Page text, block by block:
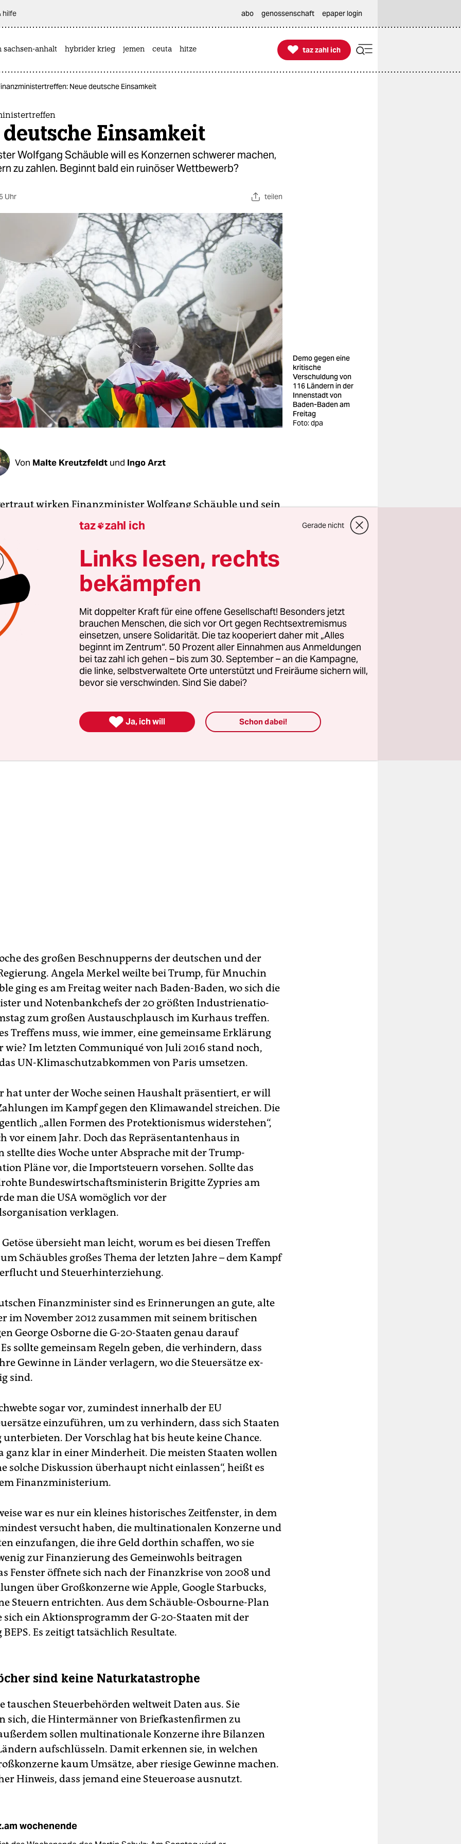
hilfe abo genossenschaft epaper login
sachsen-anhalt hybrider krieg jemen ceuta hitze 
taz zahl ich
taz zahl ich
Neue deutsche Einsamkeit
Einsamkeit
Wolfgang Schäuble will es Konzernen schwerer machen,
zu zahlen. Beginnt bald ein ruinöser Wettbewerb?
Uhr teilen
Demo gegen eine
kritische
Verschuldung von
116 Ländern in der
Innenstadt von
Baden-Baden am
Freitag
Foto: dpa
Von Malte Kreutzfeldt und Ingo Arzt
wirken Finanzminister Wolfgang Schäuble und sein
Steven Mnuchin
noch nicht. Dies Woche weilt der
Street-Banker
in Deutschland
Antrittsbesuch in Berlin marschierte Mnuchin so
auf die Bühne, dass Schäuble im Rollstuhl deutlich
Schäubles Sprecherin den Gast aus den USA anspricht,
Aussprache seines Namens mit diesem verflixten
noch nicht ganz.
dürfte es zwischen dem deutschen Politikveteranen
dem US-amerikanischen Politikneuling Mnuchin
gegeben haben. Beim Pressegespräch einigten
eine Minimalformel an Gemeinsamkeiten. „Wir hatten eine
dass wir Wachstum und Wohlstand für alle
wollen“, erklärte Schäuble. Nun gut, wer will schon
des großen Beschnupperns der deutschen und der
Angela Merkel weilte bei Trump, für Mnuchin
ging es am Freitag weiter nach Baden-Baden, wo sich die
und Notenbankchefs der 20 größten Industrienatio­
zum großen Austauschplausch im Kurhaus treffen.
Treffens muss, wie immer, eine gemeinsame Erklärung
wie? Im letzten Communiqué von Juli 2016 stand noch,
UN-Klimaschutzabkommen von Paris umsetzen.
hat unter der Woche seinen Haushalt präsentiert, er will
im Kampf gegen den Klimawandel streichen. Die
„allen Formen des Protektionismus widerstehen“,
vor einem Jahr. Doch das Repräsentantenhaus in
stellte dies Woche unter Absprache mit der Trump-
Pläne vor, die Importsteuern vorsehen. Sollte das
Bundeswirtschaftsministerin Brigitte Zypries am
man die USA womöglich vor der
verklagen.
übersieht man leicht, worum es bei diesen Treffen
Schäubles großes Thema der letzten Jahre – dem Kampf
und ­Steuerhinterziehung.
Finanzminister sind es Erinnerungen an gute, alte
im November 2012 zusammen mit seinem britischen
George Osborne die G-20-Staaten genau darauf
sollte gemeinsam Regeln geben, die verhindern, dass
Gewinne in Länder verlagern, wo die Steuersätze ex­
sind.
sogar vor, zumindest innerhalb der EU
einzuführen, um zu verhindern, dass sich Staaten
unterbieten. Der Vorschlag hat bis heute keine Chance.
ganz klar in einer Minderheit. Die meisten Staaten wollen
solche Diskussion überhaupt nicht einlassen“, heißt es
Finanzministerium.
war es nur ein kleines historisches Zeitfenster, in dem
versucht haben, die multinationalen Konzerne und
einzufangen, die ihre Geld dorthin schaffen, wo sie
zur Finanzierung des Gemeinwohls beitragen
Fenster öffnete sich nach der Finanzkrise von 2008 und
über Großkonzerne wie Apple, Google Starbucks,
Steuern entrichten. Aus dem Schäuble-Osbourne-Plan
sich ein Aktionsprogramm der G-20-Staaten mit der
Es zeitigt tatsächlich Resultate.
sind keine Naturkatastrophe
tauschen Steuerbehörden weltweit Daten aus. Sie
sich, die Hintermänner von Briefkastenfirmen zu
sollen multinationale Konzerne ihre Bilanzen
aufschlüsseln. Damit erkennen sie, in welchen
kaum Umsätze, aber riesige Gewinne machen.
Hinweis, dass jemand eine Steueroase ausnutzt.
wochenende
taz zahl ich Gerade nicht
Links lesen, rechts
bekämpfen
Mit doppelter Kraft für eine offene Gesellschaft! Besonders jetzt
brauchen Menschen, die sich vor Ort gegen Rechtsextremismus
einsetzen, unsere Solidarität. Die taz kooperiert daher mit „Alles
beginnt im Zentrum“. 50 Prozent aller Einnahmen aus Anmeldungen
bei taz zahl ich gehen – bis zum 30. September – an die Kampagne,
die linke, selbstverwaltete Orte unterstützt und Freiräume sichern will,
bevor sie verschwinden. Sind Sie dabei?
 Ja, ich will Schon dabei!